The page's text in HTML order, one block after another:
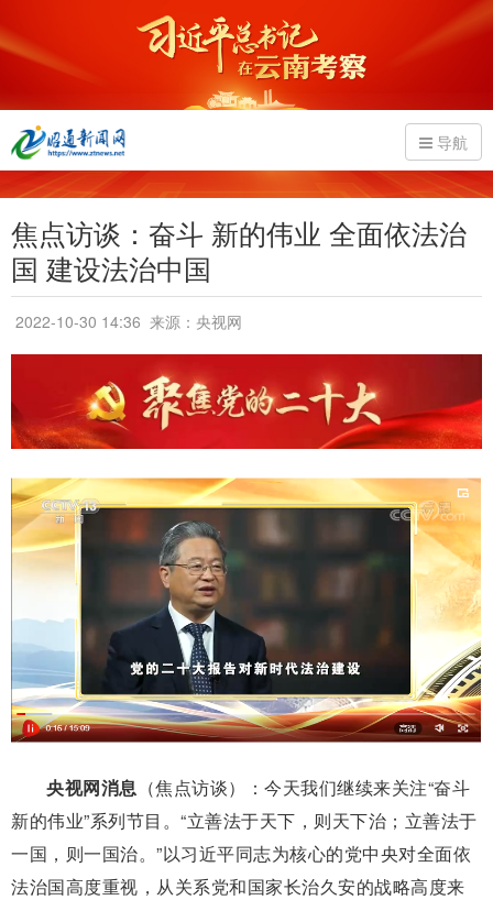
导航
焦点访谈：奋斗 新的伟业 全面依法治
国 建设法治中国
2022-10-30 14:36 来源：央视网
央视网消息 （焦点访谈）：今天我们继续来关注“奋斗
新的伟业”系列节目。“立善法于天下，则天下治；立善法于
一国，则一国治。”以习近平同志为核心的党中央对全面依
法治国高度重视，从关系党和国家长治久安的战略高度来